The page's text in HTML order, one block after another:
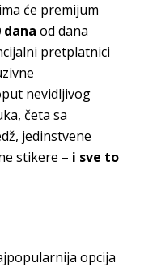
će premijum
dana od dana
pretplatnici
nevidljivog
četa sa
jedinstvene
stikere – i sve to
opcija